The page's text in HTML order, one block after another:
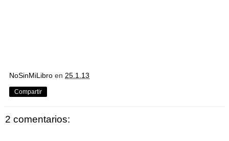
NoSinMiLibro en 25.1.13
Compartir
2 comentarios: